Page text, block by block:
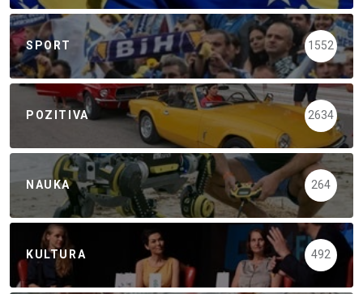
SPORT 1552
POZITIVA 2634
NAUKA 264
KULTURA 492